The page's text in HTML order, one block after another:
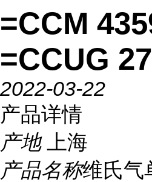
=CCM
=CCUG
2022-03-22
产品详情
产地
上海
产品名称维氏气